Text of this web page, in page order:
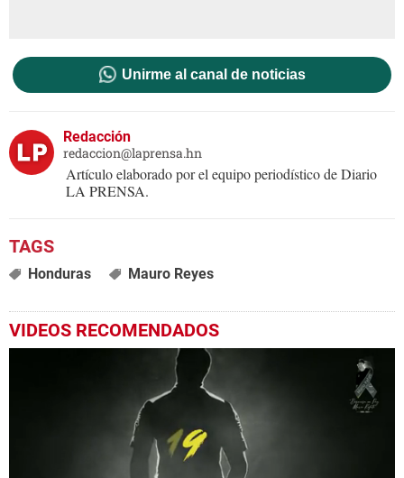
Unirme al canal de noticias
Redacción
redaccion@laprensa.hn
Artículo elaborado por el equipo periodístico de Diario
LA PRENSA.
Honduras Mauro Reyes
VIDEOS RECOMENDADOS